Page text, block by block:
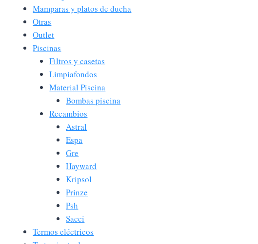
Mamparas y platos de ducha
Otras
Outlet
Piscinas
Filtros y casetas
Limpiafondos
Material Piscina
Bombas piscina
Recambios
Astral
Espa
Gre
Hayward
Kripsol
Prinze
Psh
Sacci
Termos eléctricos